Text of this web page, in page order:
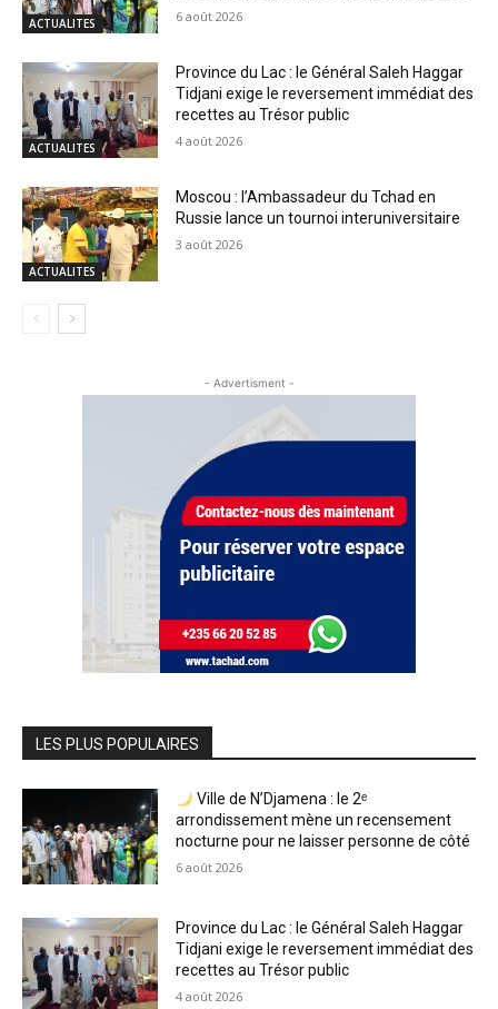
ACTUALITES 6 août 2026
ACTUALITES
Province du Lac : le Général Saleh Haggar
Tidjani exige le reversement immédiat des
recettes au Trésor public
4 août 2026
ACTUALITES
Moscou : l’Ambassadeur du Tchad en
Russie lance un tournoi interuniversitaire
3 août 2026
- Advertisment -
LES PLUS POPULAIRES
Ville de N’Djamena : le 2ᵉ
arrondissement mène un recensement
nocturne pour ne laisser personne de côté
6 août 2026
Province du Lac : le Général Saleh Haggar
Tidjani exige le reversement immédiat des
recettes au Trésor public
4 août 2026